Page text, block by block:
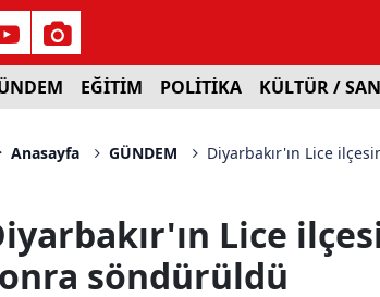
EĞİTİM POLİTİKA KÜLTÜR /
Anasayfa GÜNDEM Diyarbakır'ın Lice
Lice
söndürüldü